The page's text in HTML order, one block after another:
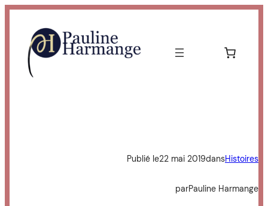
contenu
Publié le22 mai 2019dansHistoires
parPauline Harmange